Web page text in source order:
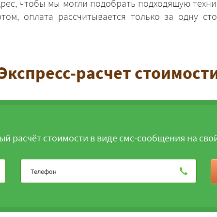
чтобы мы могли подобрать подходящую
оплата рассчитывается только за одну
расчет
расчёт стоимости в виде смс-сообщения на
ЗАКАЗАТЬ